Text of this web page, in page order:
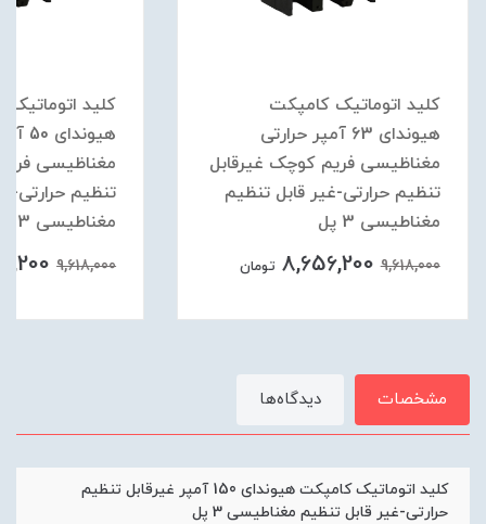
کلید اتوماتیک کامپکت
هیوندای 63 آمپر حرارتی
مغناظیسی فریم کوچک غیرقابل
تنظیم حرارتی-غیر قابل تنظیم
مغناطیسی 3 پل
9,618,000
8,656,200 تومان
کلید اتوماتیک
هیوندای
مغناظیسی
تنظیم حرارتی-
مغناطیسی 3 پل
9,618,000
مشخصات دیدگاه‌ها
کلید اتوماتیک کامپکت هیوندای 150 آمپر غیرقابل تنظیم
حرارتی-غیر قابل تنظیم مغناطیسی 3 پل